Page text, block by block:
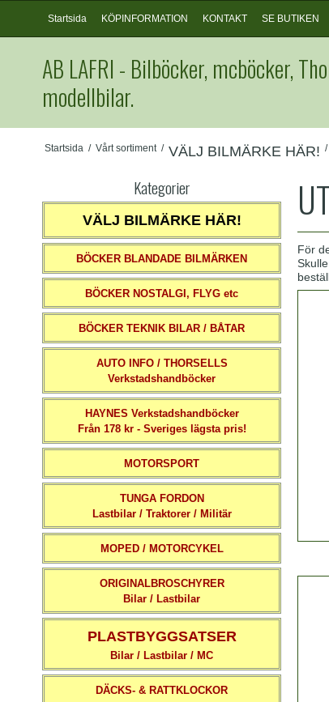
Startsida KÖPINFORMATION KONTAKT SE BUTIKEN
AB LAFRI - Bilböcker, mcböcker,
modellbilar.
Startsida / Vårt sortiment / VÄLJ BILMÄRKE HÄR! /
Kategorier
VÄLJ BILMÄRKE HÄR!
BÖCKER BLANDADE BILMÄRKEN
BÖCKER NOSTALGI, FLYG etc
BÖCKER TEKNIK BILAR / BÅTAR
AUTO INFO / THORSELLS
Verkstadshandböcker
HAYNES Verkstadshandböcker
Från 178 kr - Sveriges lägsta pris!
MOTORSPORT
TUNGA FORDON
Lastbilar / Traktorer / Militär
MOPED / MOTORCYKEL
ORIGINALBROSCHYRER
Bilar / Lastbilar
PLASTBYGGSATSER
Bilar / Lastbilar / MC
DÄCKS- & RATTKLOCKOR
För